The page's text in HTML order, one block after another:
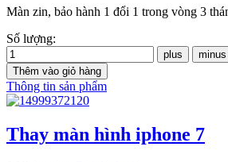
Màn zin, bảo hành 1 đổi 1 trong vòng 3
Số lượng:
Thông tin sản phẩm
Thay màn hình iphone 7